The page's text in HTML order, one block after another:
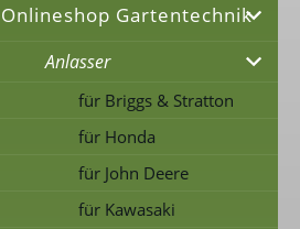
Onlineshop Gartentechnik
Anlasser
für Briggs & Stratton
für Honda
für John Deere
für Kawasaki